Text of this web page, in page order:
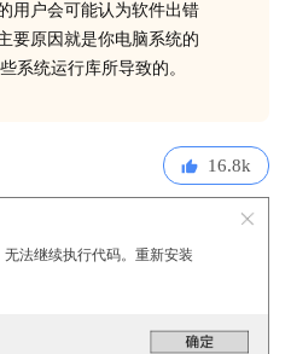
用户会可能认为软件出错
要原因就是你电脑系统的
系统运行库所导致的。
16.8k
法继续执行代码。重新安装